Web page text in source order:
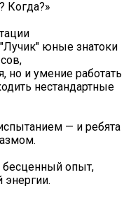
Когда?»
юные знатоки
но и умение работать
нестандартные
— и ребята
опыт,
энергии.